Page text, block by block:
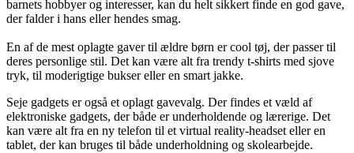
barnets hobbyer og interesser, kan du helt sikkert finde en god gave,
der falder i hans eller hendes smag.
En af de mest oplagte gaver til ældre børn er cool tøj, der passer til
deres personlige stil. Det kan være alt fra trendy t-shirts med sjove
tryk, til moderigtige bukser eller en smart jakke.
Seje gadgets er også et oplagt gavevalg. Der findes et væld af
elektroniske gadgets, der både er underholdende og lærerige. Det
kan være alt fra en ny telefon til et virtual reality-headset eller en
tablet, der kan bruges til både underholdning og skolearbejde.